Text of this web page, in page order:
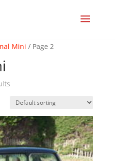
Mini / Page 2